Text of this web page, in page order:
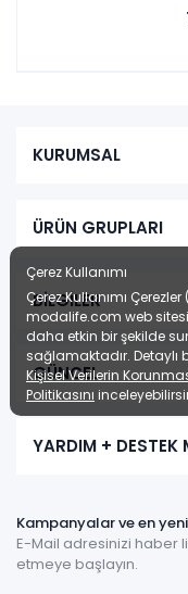
KURUMSAL
ÜRÜN GRUPLARI
BİLGİLER
GÜNCEL
YARDIM + DESTEK
Kampanyalar ve en
E-Mail adresinizi haber
etmeye başlayın.
Çerez Kullanımı
Çerez Kullanımı
modalife.com web
daha etkin bir şekilde
sağlamaktadır. Detaylı
Kişisel Verilerin
Politikasını